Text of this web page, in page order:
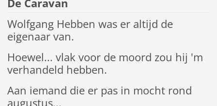
De Caravan
Wolfgang Hebben was er altijd de
eigenaar van.
Hoewel... vlak voor de moord zou hij 'm
verhandeld hebben.
Aan iemand die er pas in mocht rond
augustus...